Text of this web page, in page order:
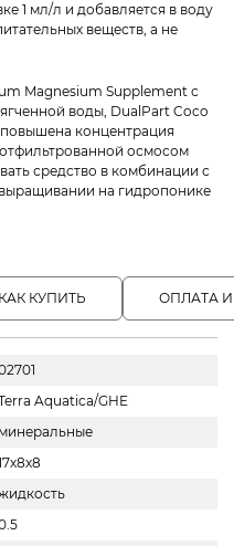
1 мл/л и добавляется в воду
веществ, а не
Magnesium Supplement с
воды, DualPart Coco
концентрация
осмосом
средство в комбинации с
на гидропонике
КАК КУПИТЬ ОПЛАТА
Aquatica/GHE
минеральные